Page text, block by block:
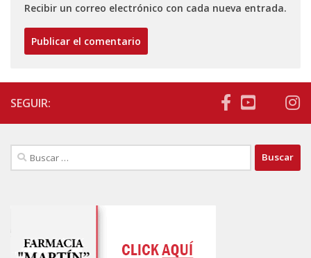
Recibir un correo electrónico con cada nueva entrada.
SEGUIR:
Buscar: